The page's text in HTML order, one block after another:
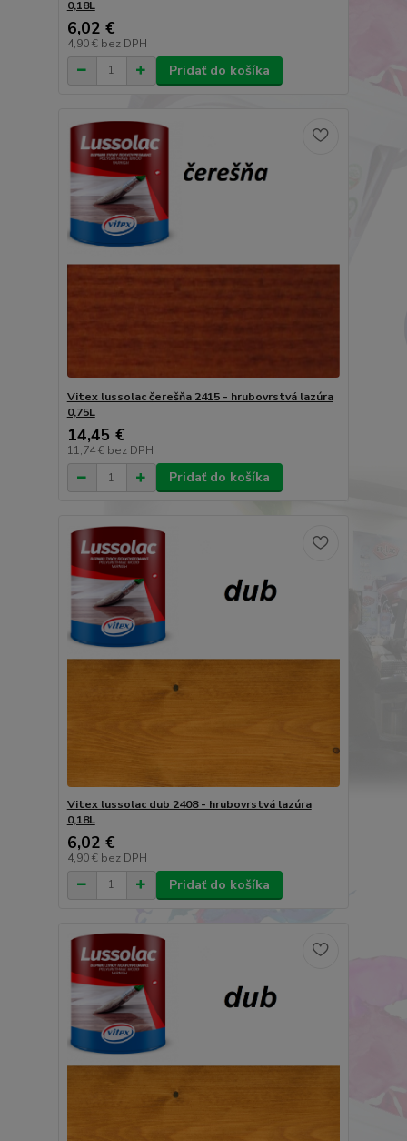
0,18L
6,02 €
4,90 € bez DPH
Pridať do košíka
Vitex lussolac čerešňa 2415 - hrubovrstvá lazúra
0,75L
14,45 €
11,74 € bez DPH
Pridať do košíka
Vitex lussolac dub 2408 - hrubovrstvá lazúra
0,18L
6,02 €
4,90 € bez DPH
Pridať do košíka